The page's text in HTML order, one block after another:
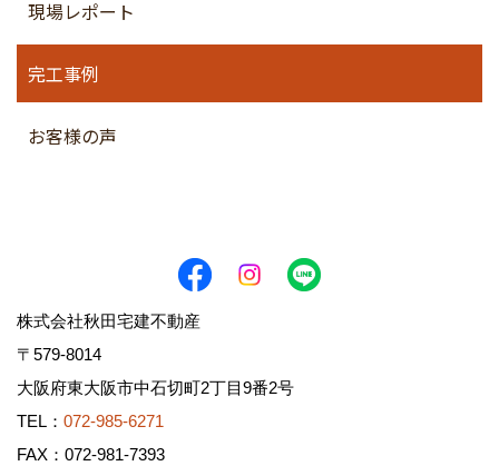
現場レポート
完工事例
お客様の声
株式会社秋田宅建不動産
〒579-8014
大阪府東大阪市中石切町2丁目9番2号
TEL： 072-985-6271
FAX：072-981-7393